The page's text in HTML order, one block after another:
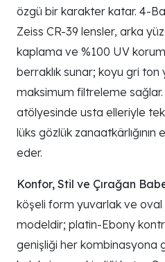
özgü bir karakter katar. 4-
Zeiss CR-39 lensler, arka
kaplama ve %100 UV
berraklık sunar; koyu gri ton
maksimum filtreleme sağlar.
atölyesinde usta elleriyle
lüks gözlük zanaatkârlığının
eder.
Konfor, Stil ve Çırağan
köşeli form yuvarlak ve oval
modeldir; platin-Ebony
genişliği her kombinasyona